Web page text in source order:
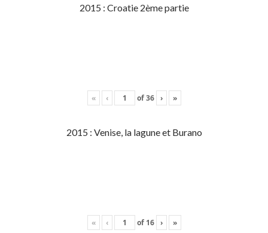
2015 : Croatie 2ème partie
« ‹ of36 › »
2015 : Venise, la lagune et Burano
« ‹ of 16 › »